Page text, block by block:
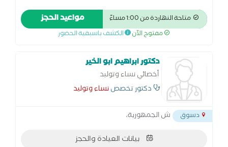
متاحة النهاردة من 1:00 مساءً مواعيد الحجز
مفتوح الآن الكشف باسبقية الحضور
دكتور ابراهيم ابو الخير
أخصائي نساء وتوليد
دكتور تخصصنساء وتوليد
دسوق ش الجمهورية،
بيانات العيادة والحجز